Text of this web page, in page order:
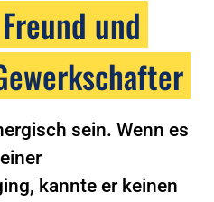
und
sein. Wenn es
kannte er keinen